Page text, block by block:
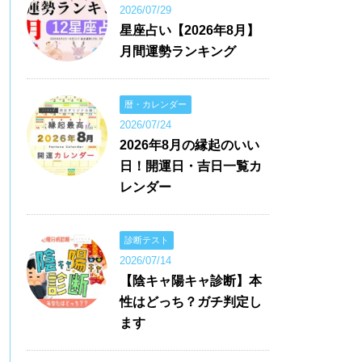
2026/07/29
星座占い【2026年8月】
月間運勢ランキング
暦・カレンダー
2026/07/24
2026年8月の縁起のいい
日！開運日・吉日一覧カ
レンダー
診断テスト
2026/07/14
【陰キャ陽キャ診断】本
性はどっち？ガチ判定し
ます